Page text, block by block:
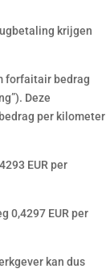
krijgen
forfaitair bedrag
Deze
per kilometer
EUR per
0,4297 EUR per
kan dus